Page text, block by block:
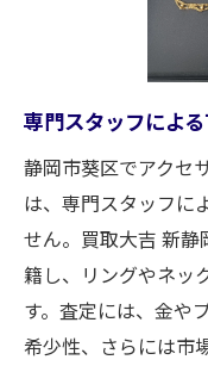
リングと
静岡市葵区でア
きたい査定の
時期別の
アクセサ
響
買取前に
専門スタッフによ
静岡市葵区でアクセ
は、専門スタッフに
せん。買取大吉 新
籍し、リングやネッ
す。査定には、金や
希少性、さらには市